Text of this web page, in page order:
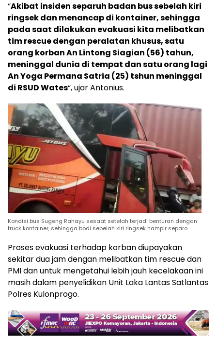
“Akibat insiden separuh badan bus sebelah kiri
ringsek dan menancap di kontainer, sehingga
pada saat dilakukan evakuasi kita melibatkan
tim rescue dengan peralatan khusus, satu
orang korban An Lintong Siagian (56) tahun,
meninggal dunia di tempat dan satu orang lagi
An Yoga Permana Satria (25) tshun meninggal
di RSUD Wates“, ujar Antonius.
Kondisi bus Sugeng Rahayu sesaat setelah terjadi benturan dengan
truck kontainer, sehingga bodi sebelah kiri ringsek hampir separo.
Proses evakuasi terhadap korban diupayakan
sekitar dua jam dengan melibatkan tim rescue dan
PMI dan untuk mengetahui lebih jauh kecelakaan ini
masih dalam penyelidikan Unit Laka Lantas Satlantas
Polres Kulonprogo.